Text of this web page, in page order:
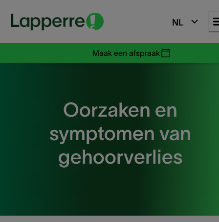
NL
Maak een afspraak
Oorzaken en
symptomen van
gehoorverlies